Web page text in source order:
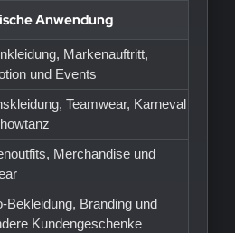
Anwendung
Markenauftritt,
und Events
Teamwear, Karneval
Merchandise und
Bekleidung, Branding und
Kundengeschenke